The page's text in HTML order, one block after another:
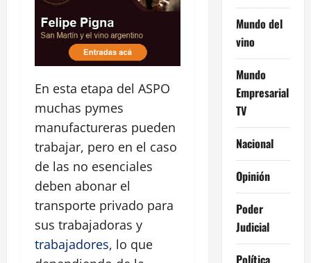
En esta etapa del ASPO
muchas pymes
manufactureras pueden
trabajar, pero en el caso
de las no esenciales
deben abonar el
transporte privado para
sus trabajadoras y
trabajadores, lo que
Mundo del
vino
Mundo
Empresarial
TV
Nacional
Opinión
Poder
Judicial
Política